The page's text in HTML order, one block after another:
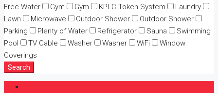
Free Water
Gym Gym KPLC Token System
Laundry
Lawn
Microwave Outdoor Shower
Outdoor Shower
Parking
Plenty of Water Refrigerator Sauna
Swimming
Pool
TV Cable Washer Washer WiFi
Window
Coverings
Search